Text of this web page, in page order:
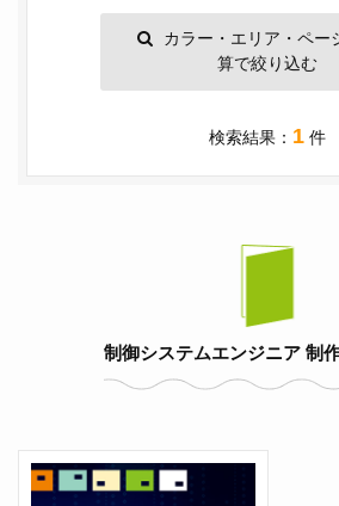
カラー・エリア・ペー
算で絞り込む
検索結果： 1 件
制御システムエンジニア 制